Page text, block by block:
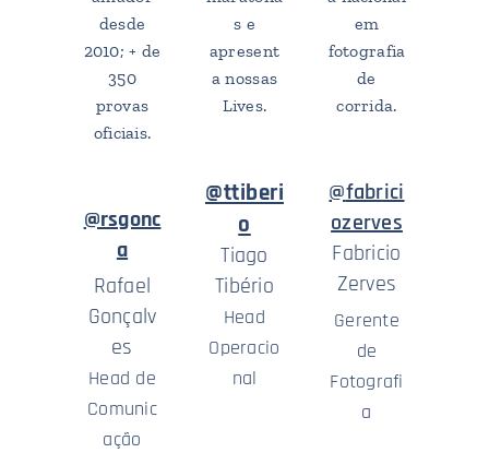
desde
2010; + de
350
provas
oficiais.
@rsgonc
a
Rafael
Gonçalv
es
Head de
Comunic
ação
s e
apresent
a nossas
Lives.
@ttiberi
o
Tiago
Tibério
Head
Operacio
nal
em
fotografia
de
corrida.
@fabrici
ozerves
Fabricio
Zerves
Gerente
de
Fotografi
a